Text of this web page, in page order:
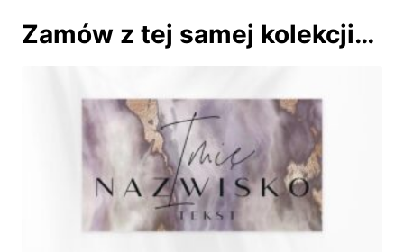
Zamów z tej samej kolekcji…